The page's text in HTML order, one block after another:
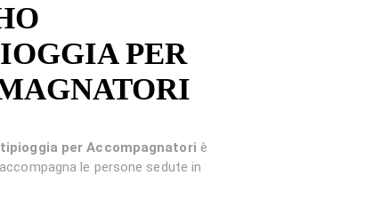
PER
per Accompagnatori è
le persone sedute in